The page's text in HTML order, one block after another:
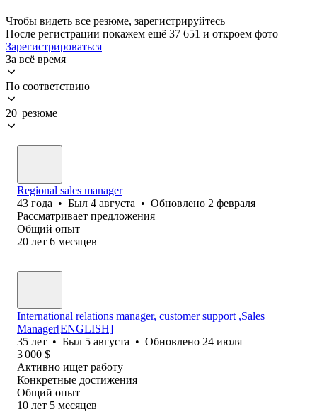
Чтобы видеть все резюме, зарегистрируйтесь
После регистрации покажем ещё 37 651 и откроем фото
Зарегистрироваться
За всё время
По соответствию
20 резюме
Regional sales manager
43 года • Был 4 августа • Обновлено 2 февраля
Рассматривает предложения
Общий опыт
20 лет 6 месяцев
International relations manager, customer support ,Sales
Manager[ENGLISH]
35 лет • Был 5 августа • Обновлено 24 июля
3 000 $
Активно ищет работу
Конкретные достижения
Общий опыт
10 лет 5 месяцев